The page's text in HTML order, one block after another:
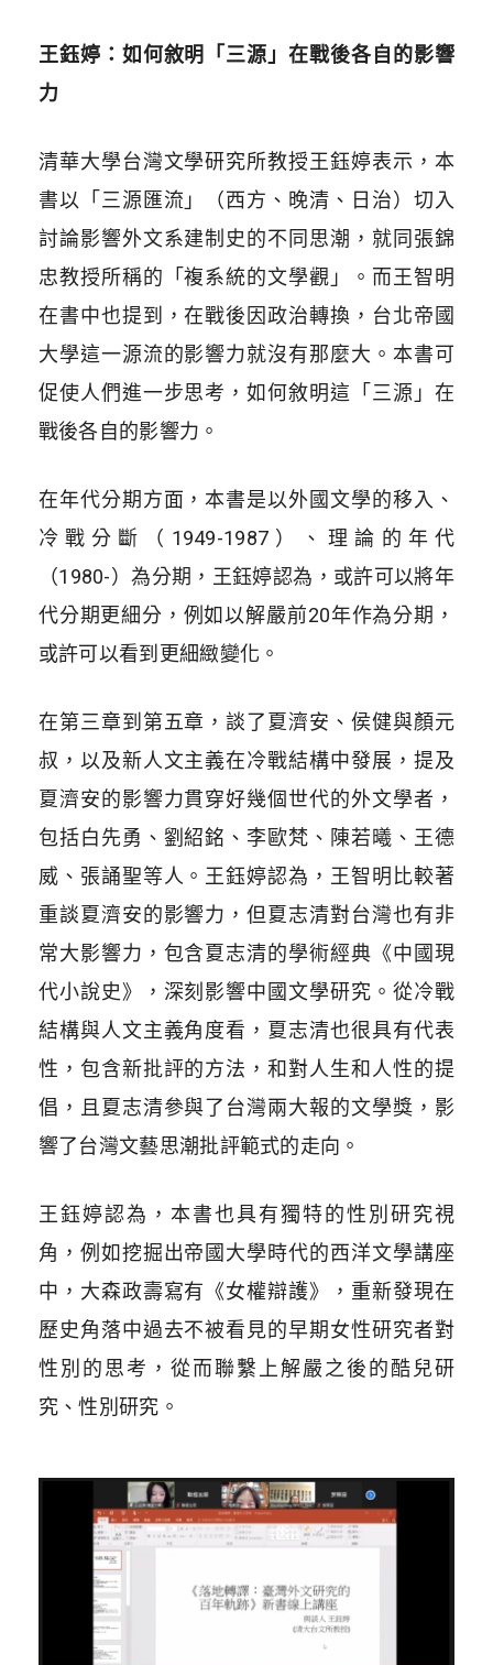
王鈺婷：如何敘明「三源」在戰後各自的影響
力
清華大學台灣文學研究所教授王鈺婷表示，本
書以「三源匯流」（西方、晚清、日治）切入
討論影響外文系建制史的不同思潮，就同張錦
忠教授所稱的「複系統的文學觀」。而王智明
在書中也提到，在戰後因政治轉換，台北帝國
大學這一源流的影響力就沒有那麼大。本書可
促使人們進一步思考，如何敘明這「三源」在
戰後各自的影響力。
在年代分期方面，本書是以外國文學的移入、
冷戰分斷（1949-1987）、理論的年代
（1980-）為分期，王鈺婷認為，或許可以將年
代分期更細分，例如以解嚴前20年作為分期，
或許可以看到更細緻變化。
在第三章到第五章，談了夏濟安、侯健與顏元
叔，以及新人文主義在冷戰結構中發展，提及
夏濟安的影響力貫穿好幾個世代的外文學者，
包括白先勇、劉紹銘、李歐梵、陳若曦、王德
威、張誦聖等人。王鈺婷認為，王智明比較著
重談夏濟安的影響力，但夏志清對台灣也有非
常大影響力，包含夏志清的學術經典《中國現
代小說史》，深刻影響中國文學研究。從冷戰
結構與人文主義角度看，夏志清也很具有代表
性，包含新批評的方法，和對人生和人性的提
倡，且夏志清參與了台灣兩大報的文學獎，影
響了台灣文藝思潮批評範式的走向。
王鈺婷認為，本書也具有獨特的性別研究視
角，例如挖掘出帝國大學時代的西洋文學講座
中，大森政壽寫有《女權辯護》，重新發現在
歷史角落中過去不被看見的早期女性研究者對
性別的思考，從而聯繫上解嚴之後的酷兒研
究、性別研究。